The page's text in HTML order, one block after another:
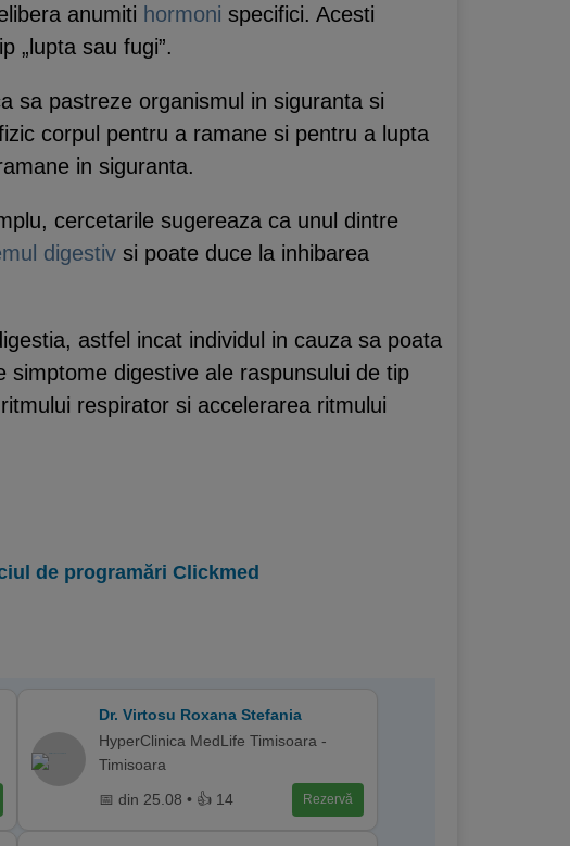
anumiti hormoni specifici. Acesti
„lupta sau fugi”.
sa pastreze organismul in siguranta si
corpul pentru a ramane si pentru a lupta
in siguranta.
cercetarile sugereaza ca unul dintre
digestiv si poate duce la inhibarea
astfel incat individul in cauza sa poata
digestive ale raspunsului de tip
respirator si accelerarea ritmului
de programări Clickmed
Dr. Virtosu Roxana Stefania
HyperClinica MedLife Timisoara -
Timisoara
📅 din 25.08 • 👍 14 Rezervă